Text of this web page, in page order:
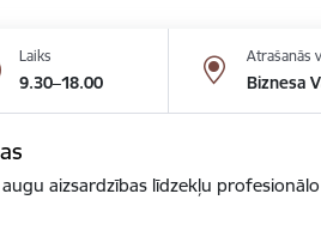
Laiks
9.30–18.00
Atrašanās
Biznesa
aizsardzības līdzekļu